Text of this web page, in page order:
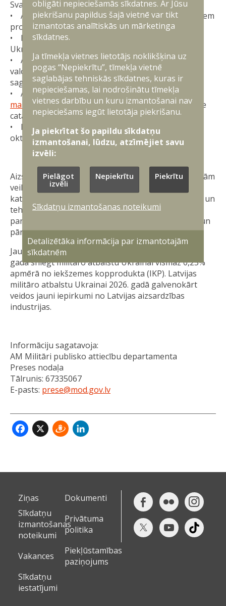
Svarīgi nosacījumi:
• Aptauja ir vērsta tieši uz Latvijā ražotiem militāriem
produktiem un tehnoloģijām;
• Piedāvātajiem produktiem jābūt piegādājamiem
Ukrainai, sākot no 2026. gada;
• Aptaujas veidlapu lūdzam aizpildīt primāri angļu
valodā, lai nodrošinātu efektīvu kataloga
sagatavošanu un iesniegšanu;
• Aizpildītā veidlapa jānosūta uz e-pasta adresi
maris.ozolins@mod.gov.lv, norādot tematu “Ukraine
catalogue”;
• Iesniegšanas termiņš – līdz 2025. gada 21.
oktobrim.
Aizsardzības ministrija līdz 2025. gada oktobra beigām
veiks aptaujas datu apkopošanu un izstrādās
katalogu ar Latvijā ražotiem militāriem produktiem un
tehnoloģijām. Kataloga iesniegšana Ukrainai
paredzēta 2025. gada novembrī. Katalogu uzturēs un
pārvaldīs Aizsardzības ministrija.
Jau ziņots, ka Latvija ir apņēmusies 2025. un 2026.
gadā sniegt militāro atbalstu Ukrainai vismaz 0,25%
apmērā no iekšzemes kopprodukta (IKP). Latvijas
militāro atbalstu Ukrainai 2026. gadā galvenokārt
veidos jauni iepirkumi no Latvijas aizsardzības
industrijas.
Informāciju sagatavoja:
AM Militāri publisko attiecību departamenta
Preses nodaļa
Tālrunis: 67335067
E-pasts: prese@mod.gov.lv
Facebook
X Draugiem
Ziņas
Dokumenti
Sīkdatņu
izmantošanas
noteikumi
Privātuma
politika
Vakances
Piekļūstamības
paziņojums
Sīkdatņu
iestatījumi
obligāti nepieciešamās sīkdatnes. Ar Jūsu
piekrišanu papildus šajā vietnē var tikt
izmantotas analītiskās un mārketinga
sīkdatnes.
Ja tīmekļa vietnes lietotājs noklikšķina uz
pogas “Nepiekrītu”, tīmekļa vietnē
saglabājas tehniskās sīkdatnes, kuras ir
nepieciešamas, lai nodrošinātu tīmekļa
vietnes darbību un kuru izmantošanai nav
nepieciešams iegūt lietotāja piekrišanu.
Ja piekrītat šo papildu sīkdatņu
izmantošanai, lūdzu, atzīmējiet savu
izvēli:
Pielāgot
izvēli
Nepiekrītu Piekrītu
Sīkdatņu izmantošanas noteikumi
Detalizētāka informācija par izmantotajām
sīkdatnēm